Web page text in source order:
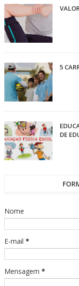
5
DE
Nome
E-mail *
Mensagem *